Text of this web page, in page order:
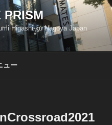
PRISM
Higashi-ku Nagoya Japan
ュー